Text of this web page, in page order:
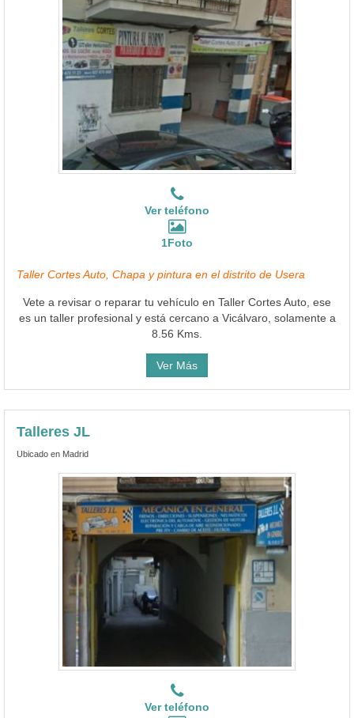
Ver teléfono
1Foto
Taller Cortes Auto, Chapa y pintura en el distrito de Usera
Vete a revisar o reparar tu vehículo en Taller Cortes Auto, ese
es un taller profesional y está cercano a Vicálvaro, solamente a
8.56 Kms.
Ver Más
Talleres JL
Ubicado en Madrid
Ver teléfono